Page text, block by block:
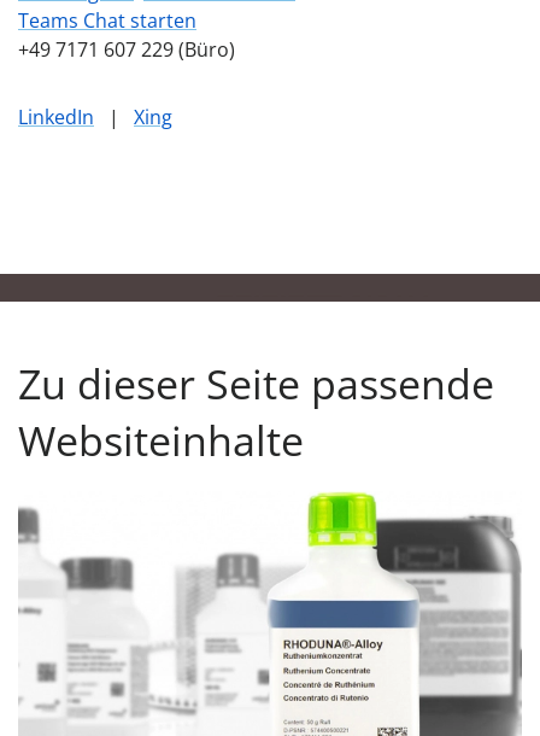
Teams Chat starten
+49 7171 607 229 (Büro)
LinkedIn | Xing
Zu dieser Seite passende
Websiteinhalte
Unser Produktfinder